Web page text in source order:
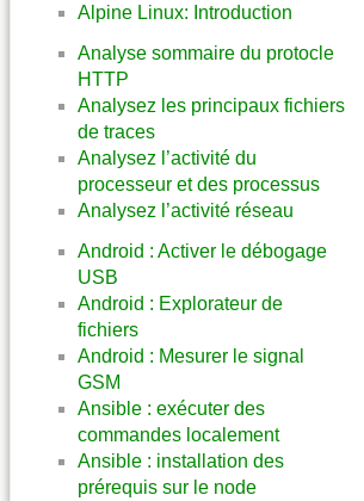
Alpine Linux: Introduction
Analyse sommaire du protocle
HTTP
Analysez les principaux fichiers
de traces
Analysez l’activité du
processeur et des processus
Analysez l’activité réseau
Android : Activer le débogage
USB
Android : Explorateur de
fichiers
Android : Mesurer le signal
GSM
Ansible : exécuter des
commandes localement
Ansible : installation des
prérequis sur le node